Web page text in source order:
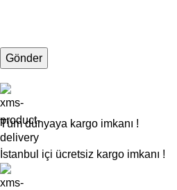
Tüm dünyaya kargo imkanı !
İstanbul içi ücretsiz kargo imkanı !